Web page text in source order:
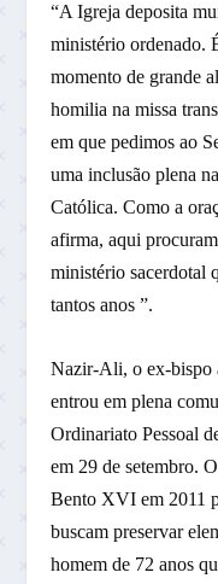
“A Igreja deposita
ministério ordenado.
momento de grande
homilia na missa
em que pedimos ao
uma inclusão plena
Católica. Como a
afirma, aqui
ministério sacerdotal
tantos anos ”.
Nazir-Ali, o ex-bispo
entrou em plena
Ordinariato Pessoal
em 29 de setembro.
Bento XVI em 2011
buscam preservar
homem de 72 anos